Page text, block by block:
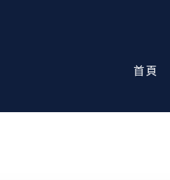
首頁